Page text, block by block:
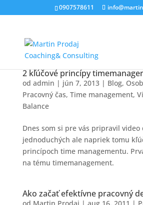
0907578611
2 kľúčové princípy
od admin | jún 7, 2013| Blog,
Pracovný čas, Time management,
Balance
Dnes som si pre vás pripravil video
jednoduchých ale napriek tomu
princípoch time managementu.
na tému timemanagement.
Ako začať efektívne pracovný